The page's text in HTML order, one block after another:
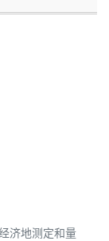
周日到的样
济地测定和量